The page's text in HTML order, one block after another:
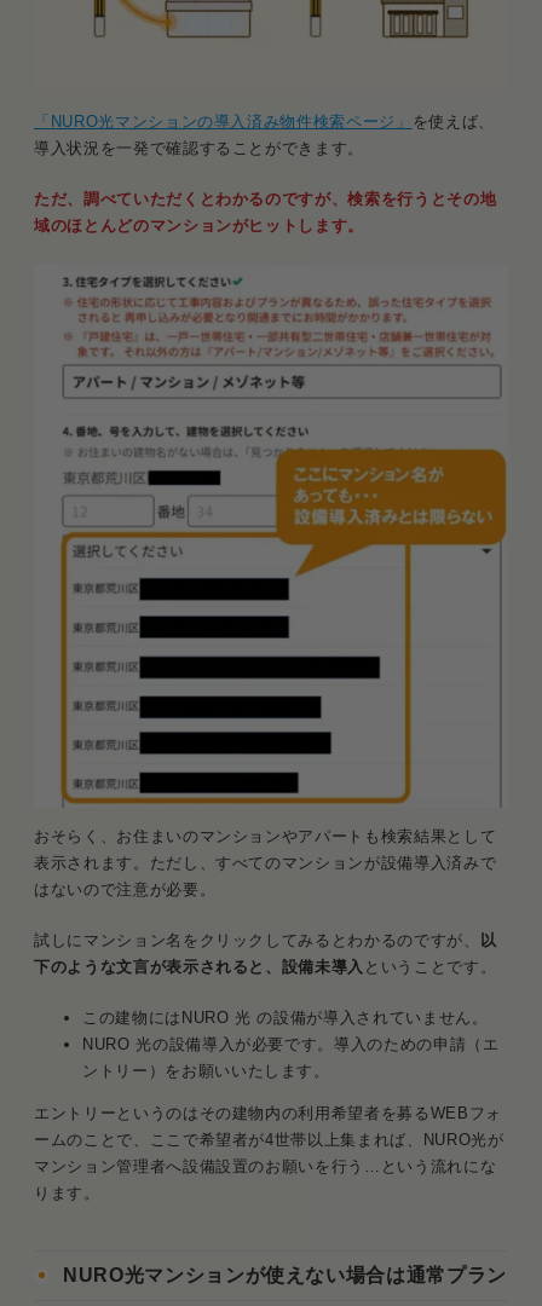
「NURO光マンションの導入済み物件検索ページ」 を使えば、
導入状況を一発で確認することができます。
ただ、調べていただくとわかるのですが、検索を行うとその地
域のほとんどのマンションがヒットします。
おそらく、お住まいのマンションやアパートも検索結果として
表示されます。ただし、すべてのマンションが設備導入済みで
はないので注意が必要。
試しにマンション名をクリックしてみるとわかるのですが、
以
下のような文言が表示されると、設備未導入 ということです。
この建物にはNURO 光 の設備が導入されていません。
NURO 光の設備導入が必要です。導入のための申請（エ
ントリー）をお願いいたします。
エントリーというのはその建物内の利用希望者を募るWEBフォ
ームのことで、ここで希望者が4世帯以上集まれば、NURO光が
マンション管理者へ設備設置のお願いを行う…という流れにな
ります。
NURO光マンションが使えない場合は通常プラン